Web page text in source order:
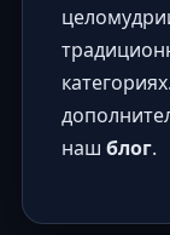
наш блог.